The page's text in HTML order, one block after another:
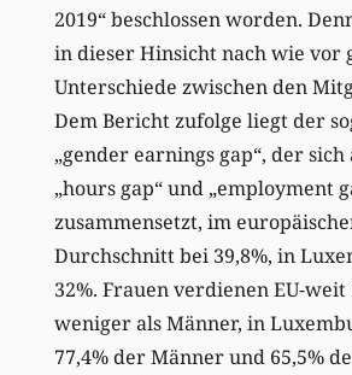
2019“ beschlossen worden.
in dieser Hinsicht nach wie vor
Unterschiede zwischen den
Dem Bericht zufolge liegt der
„gender earnings gap“, der sich
„hours gap“ und „employment
zusammensetzt, im
Durchschnitt bei 39,8%, in
32%. Frauen verdienen EU-weit
weniger als Männer, in
77,4% der Männer und 65,5%